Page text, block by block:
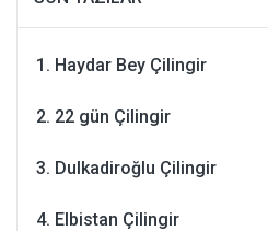
Haydar Bey Çilingir
22 gün Çilingir
Dulkadiroğlu Çilingir
Elbistan Çilingir